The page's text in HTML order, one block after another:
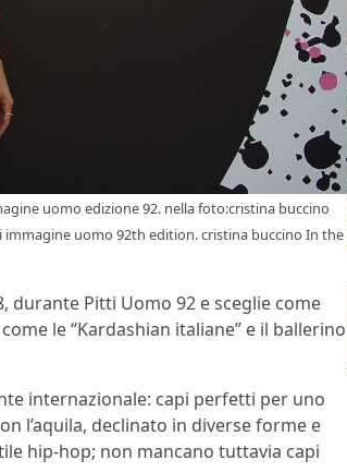
uomo edizione 92. nella foto:cristina buccino
immagine uomo 92th edition. cristina buccino In the
durante Pitti Uomo 92 e sceglie come
le “Kardashian italiane” e il ballerino
internazionale: capi perfetti per uno
l’aquila, declinato in diverse forme e
hip-hop; non mancano tuttavia capi